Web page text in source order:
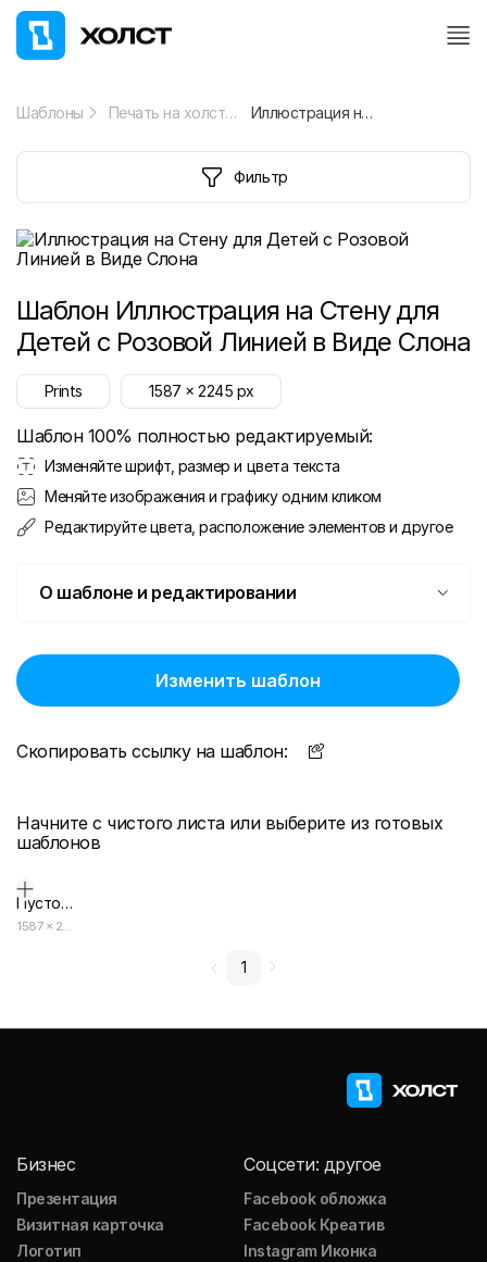
Шаблоны Печать на холсте Иллюстрация на Стену для Детей с Розовой Линией в Виде Слона
Фильтр
Шаблон Иллюстрация на Стену для
Детей с Розовой Линией в Виде Слона
Prints 1587 x2245 px
Шаблон 100% полностью редактируемый:
Изменяйте шрифт, размер и цвета текста
Меняйте изображения и графику одним кликом
Редактируйте цвета, расположение элементов и другое
О шаблоне и редактировании
Изменить шаблон
Скопировать ссылку на шаблон:
Начните с чистого листа или выберите из готовых
шаблонов
Пустой дизайн-макет
1587× 2245
1
Бизнес
Презентация
Визитная карточка
Логотип
Соцсети: другое
Facebook обложка
Facebook Креатив
Instagram Иконка